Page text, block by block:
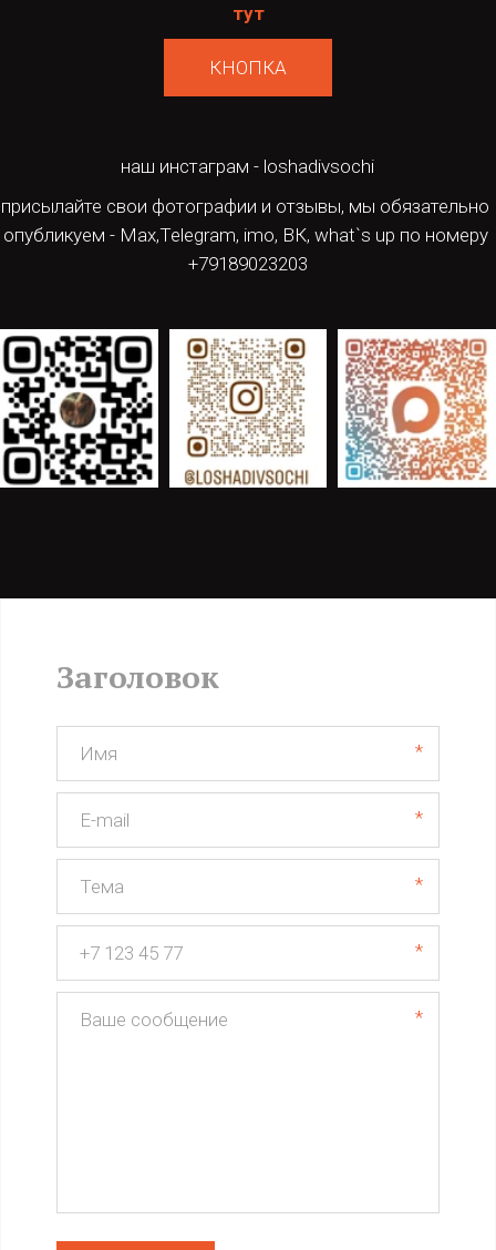
тут
КНОПКА
наш инстаграм - loshadivsochi
присылайте свои фотографии и отзывы, мы обязательно
опубликуем - Мах,Telegram, imo, ВК, what`s up по номеру
+79189023203
Заголовок
*
*
*
*
*